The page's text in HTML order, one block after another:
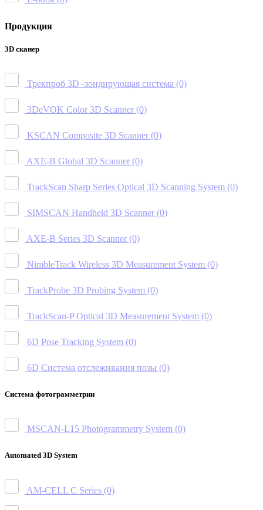
Продукция
3D сканер
Трекпроб 3D -зондирующая система (0)
3DeVOK Color 3D Scanner (0)
KSCAN Composite 3D Scanner (0)
AXE-B Global 3D Scanner (0)
TrackScan Sharp Series Optical 3D Scanning System (0)
SIMSCAN Handheld 3D Scanner (0)
AXE-B Series 3D Scanner (0)
NimbleTrack Wireless 3D Measurement System (0)
TrackProbe 3D Probing System (0)
TrackScan-P Optical 3D Measurement System (0)
6D Pose Tracking System (0)
6D Система отслеживания позы (0)
Система фотограмметрии
MSCAN-L15 Photogrammetry System (0)
Automated 3D System
AM-CELL C Series (0)